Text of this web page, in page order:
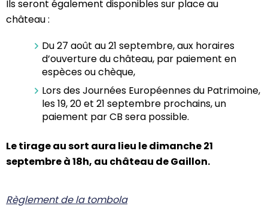
Ils seront également disponibles sur place au
château :
Du 27 août au 21 septembre, aux horaires
d’ouverture du château, par paiement en
espèces ou chèque,
Lors des Journées Européennes du Patrimoine,
les 19, 20 et 21 septembre prochains, un
paiement par CB sera possible.
Le tirage au sort aura lieu le dimanche 21
septembre à 18h, au château de Gaillon.
Règlement de la tombola